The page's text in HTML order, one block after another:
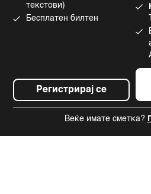
текстови)
Бесплатен билтен
Регистрирај се
Веќе имате сметка?
©2022 - 2026 Bloomberg L.P. All Rights
BLOOMBERG logo are registered
Bloomberg Finance L.P. or its
Bloomberg Adria is a Mtel
News CMS by